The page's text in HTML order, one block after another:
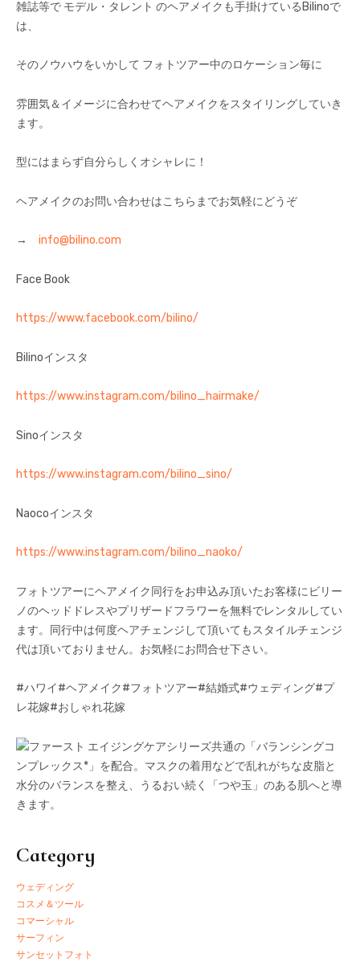
雑誌等で モデル・タレント のヘアメイクも手掛けているBilinoで
は、
そのノウハウをいかして フォトツアー中のロケーション毎に
雰囲気＆イメージに合わせてヘアメイクをスタイリングしていき
ます。
型にはまらず自分らしくオシャレに！
ヘアメイクのお問い合わせはこちらまでお気軽にどうぞ
→ info@bilino.com
Face Book
https://www.facebook.com/bilino/
Bilinoインスタ
https://www.instagram.com/bilino_hairmake/
Sinoインスタ
https://www.instagram.com/bilino_sino/
Naocoインスタ
https://www.instagram.com/bilino_naoko/
フォトツアーにヘアメイク同行をお申込み頂いたお客様にビリー
ノのヘッドドレスやプリザードフラワーを無料でレンタルしてい
ます。同行中は何度ヘアチェンジして頂いてもスタイルチェンジ
代は頂いておりません。お気軽にお問合せ下さい。
#ハワイ#ヘアメイク#フォトツアー#結婚式#ウェディング#プ
レ花嫁#おしゃれ花嫁
Category
ウェディング
コスメ＆ツール
コマーシャル
サーフィン
サンセットフォト